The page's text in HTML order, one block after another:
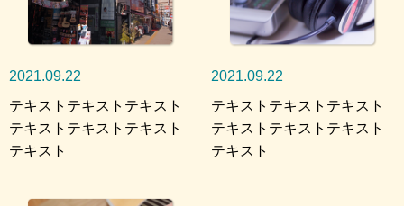
2021.09.22
テキストテキストテキスト
テキストテキストテキスト
テキスト
2021.09.22
テキストテキストテキスト
テキストテキストテキスト
テキスト